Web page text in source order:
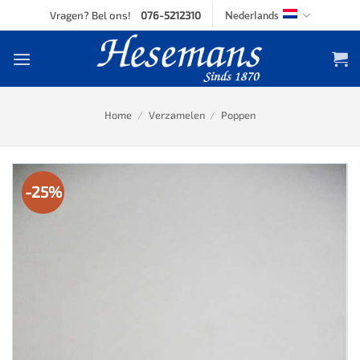
to
Vragen? Bel ons! 076-5212310 Nederlands
Home / Verzamelen / Poppen
-25%